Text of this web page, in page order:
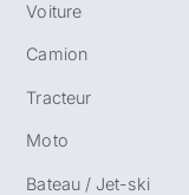
Voiture
Camion
Tracteur
Moto
Bateau / Jet-ski